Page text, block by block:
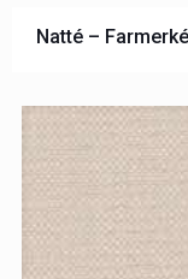
Natté –